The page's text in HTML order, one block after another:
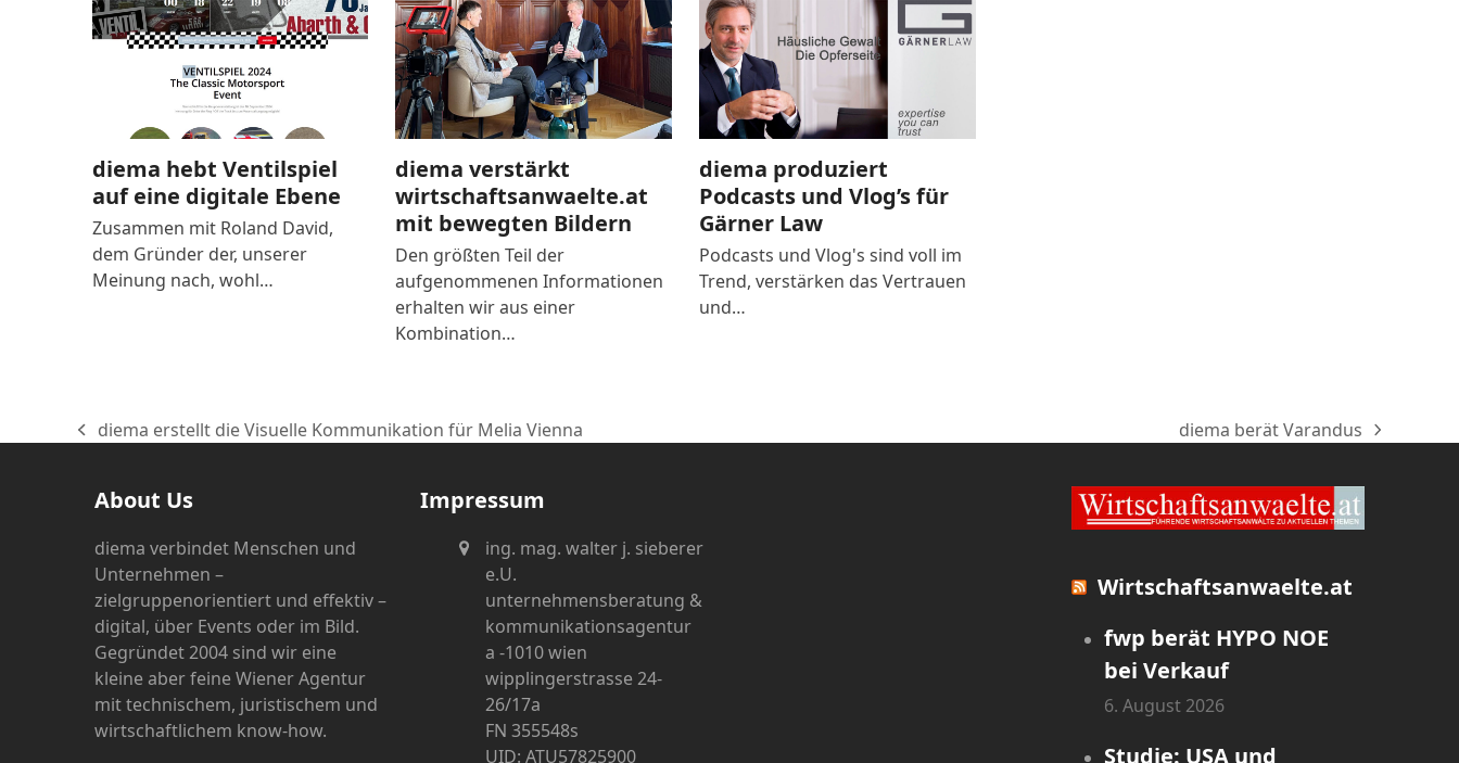
diema hebt Ventilspiel
auf eine digitale Ebene
Zusammen mit Roland David,
dem Gründer der, unserer
Meinung nach, wohl…
diema verstärkt
wirtschaftsanwaelte.at
mit bewegten Bildern
Den größten Teil der
aufgenommenen Informationen
erhalten wir aus einer
Kombination…
diema produziert
Podcasts und Vlog’s für
Gärner Law
Podcasts und Vlog's sind voll im
Trend, verstärken das Vertrauen
und…
vorheriger
diema erstellt die Visuelle Kommunikation für Melia Vienna
Nächster
diema berät Varandus
About Us
diema verbindet Menschen und
Unternehmen –
zielgruppenorientiert und effektiv –
digital, über Events oder im Bild.
Gegründet 2004 sind wir eine
kleine aber feine Wiener Agentur
mit technischem, juristischem und
wirtschaftlichem know-how.
Impressum
ing. mag. walter j. sieberer
e.U.
unternehmensberatung &
kommunikationsagentur
a -1010 wien
wipplingerstrasse 24-
26/17a
FN 355548s
UID: ATU57825900
Wirtschaftsanwaelte.at
fwp berät HYPO NOE
bei Verkauf
6. August 2026
Studie: USA und